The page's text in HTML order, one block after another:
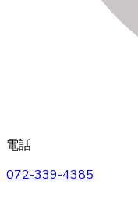
電話
072-339-4385